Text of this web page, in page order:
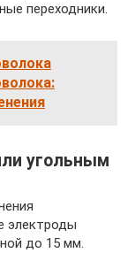
переходники.
угольным
электроды
до 15 мм.